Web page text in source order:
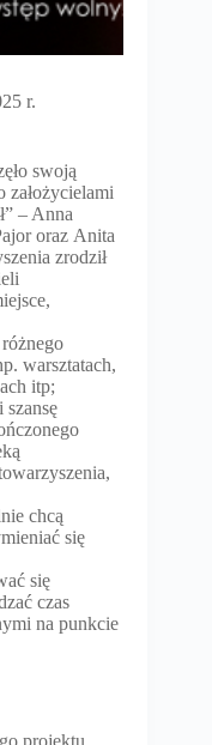
r.
swoją
założycielami
– Anna
oraz Anita
zrodził
warsztatach,
itp;
szansę
chcą
się
się
czas
na punkcie
projektu